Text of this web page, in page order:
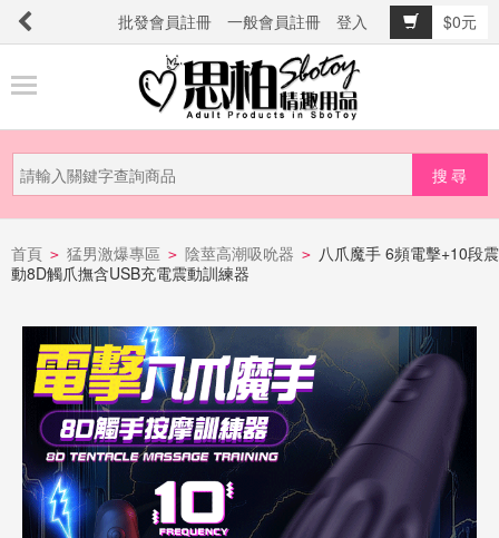
批發會員註冊 一般會員註冊 登入
$0元
品
新
品
上
提
騙
電
話
首頁 > 猛男激爆專區 > 陰莖高潮吸吮器 > 八爪魔手 6頻電擊+10段震
動8D觸爪撫含USB充電震動訓練器